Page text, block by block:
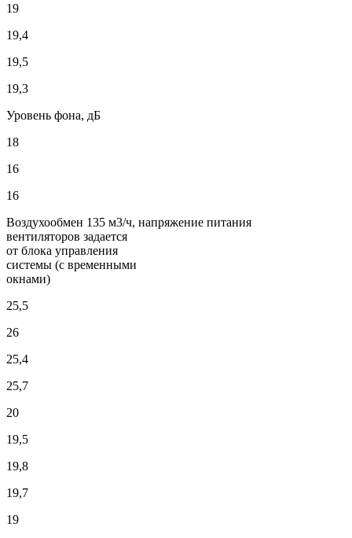
19
19,4
19,5
19,3
Уровень фона, дБ
18
16
16
Воздухообмен 135 м3/ч, напряжение питания
вентиляторов задается
от блока управления
системы (с временными
окнами)
25,5
26
25,4
25,7
20
19,5
19,8
19,7
19